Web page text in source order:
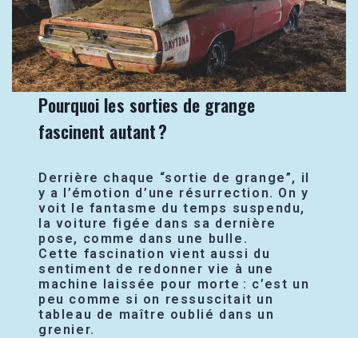
Pourquoi les sorties de grange
fascinent autant ?
Derrière chaque “sortie de grange”, il
y a l’émotion d’une résurrection. On y
voit le fantasme du temps suspendu,
la voiture figée dans sa dernière
pose, comme dans une bulle.
Cette fascination vient aussi du
sentiment de redonner vie à une
machine laissée pour morte : c’est un
peu comme si on ressuscitait un
tableau de maître oublié dans un
grenier.